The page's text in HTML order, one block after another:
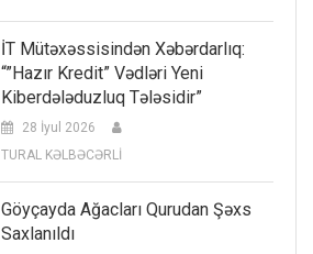
İT Mütəxəssisindən Xəbərdarlıq:
“”Hazır Kredit” Vədləri Yeni
Kiberdələduzluq Tələsidir”
28 İyul 2026
TURAL KƏLBƏCƏRLİ
Göyçayda Ağacları Qurudan Şəxs
Saxlanıldı